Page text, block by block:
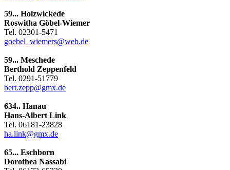
59... Holzwickede
Roswitha Göbel-Wiemer
Tel. 02301-5471
goebel_wiemers@web.de
59... Meschede
Berthold Zeppenfeld
Tel. 0291-51779
bert.zepp@gmx.de
634.. Hanau
Hans-Albert Link
Tel. 06181-23828
ha.link@gmx.de
65... Eschborn
Dorothea Nassabi